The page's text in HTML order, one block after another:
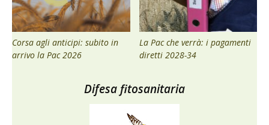
Corsa agli anticipi: subito in
arrivo la Pac 2026
La Pac che verrà: i pagamenti
diretti 2028-34
Difesa fitosanitaria